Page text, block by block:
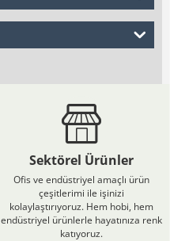
Sektörel Ürünler
Ofis ve endüstriyel amaçlı ürün
çeşitlerimi ile işinizi
kolaylaştırıyoruz. Hem hobi, hem
endüstriyel ürünlerle hayatınıza renk
katıyoruz.